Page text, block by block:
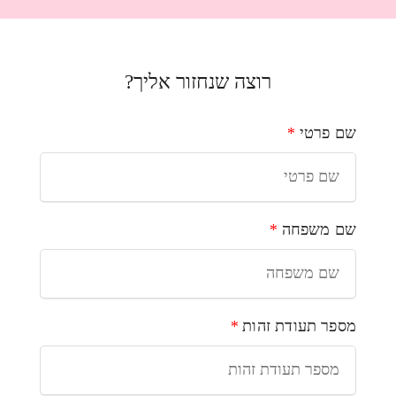
רוצה שנחזור אליך?
שם פרטי *
שם משפחה *
מספר תעודת זהות *